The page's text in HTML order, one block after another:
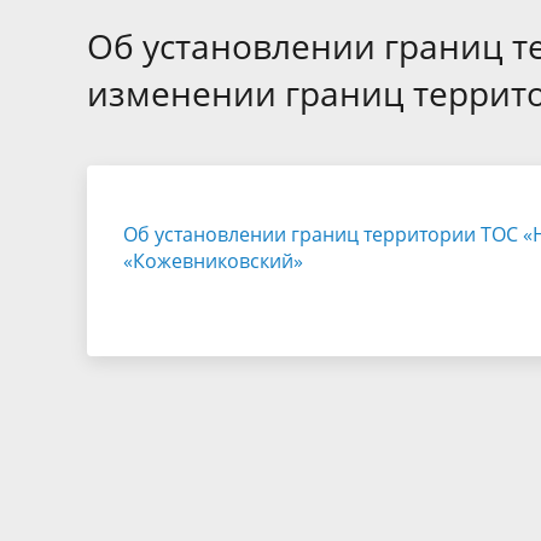
Отчет о работе
муниципальной службы
фактах
Об установлении границ
изменении границ
Об установлении границ территории ТОС
«Кожевниковский»